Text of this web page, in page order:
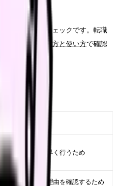
向けの登録前チェックです。転職
職サイトの選び方と使い方で確認
面
のすり合わせを早く行うため
、持ち物、志望理由を確認するため